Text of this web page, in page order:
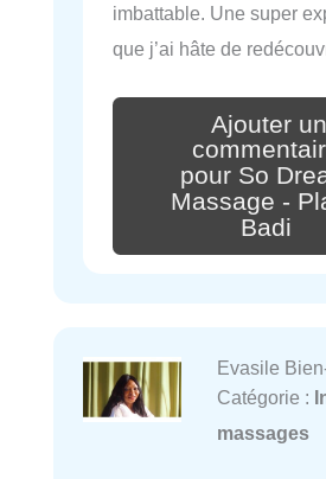
imbattable. Une super
que j’ai hâte de
Ajouter un
pour So
Massage -
Badi
Evasile
Catégorie :
massages